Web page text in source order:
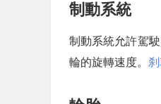
制動系統
制動系統允許駕
輪的旋轉速度。